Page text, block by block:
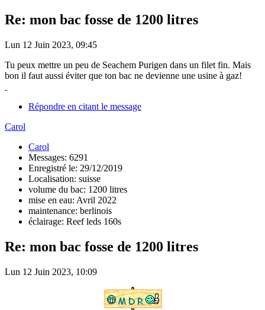
Re: mon bac fosse de 1200 litres
Lun 12 Juin 2023, 09:45
Tu peux mettre un peu de Seachem Purigen dans un filet fin. Mais
bon il faut aussi éviter que ton bac ne devienne une usine à gaz!
Répondre en citant le message
Carol
Carol
Messages: 6291
Enregistré le: 29/12/2019
Localisation: suisse
volume du bac: 1200 litres
mise en eau: Avril 2022
maintenance: berlinois
éclairage: Reef leds 160s
Re: mon bac fosse de 1200 litres
Lun 12 Juin 2023, 10:09